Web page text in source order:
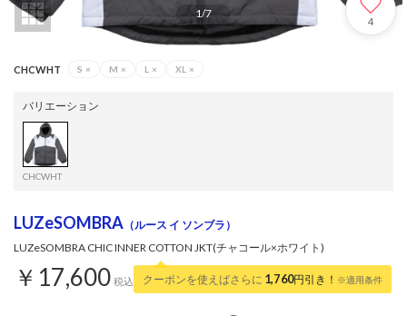
1/7
4
CHCWHT S × M × L × XL ×
バリエーション
CHCWHT
LUZeSOMBRA （ルース イ ソンブラ）
LUZeSOMBRA CHIC INNER COTTON JKT(チャコール×ホワイト)
￥17,600 税込 クーポンを使えばさらに 1,760円引き！ ※適用条件